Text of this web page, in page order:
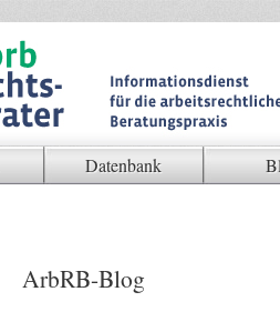
Datenbank
ArbRB-Blog